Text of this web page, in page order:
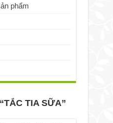
phẩm
TIA SỮA”